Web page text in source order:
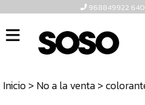
968849922
INICIO
TIENDA
Inicio> No a la venta>